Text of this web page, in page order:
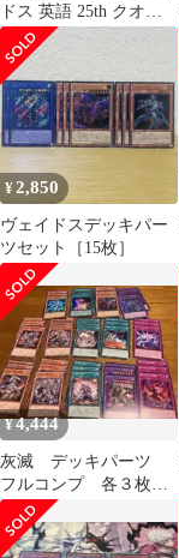
ドス 英語 25th クオシ
ク
¥2,850
ヴェイドスデッキパー
ツセット［15枚］
¥4,444
灰滅 デッキパーツ
フルコンプ 各３枚
滅亡龍ヴェイドスなど